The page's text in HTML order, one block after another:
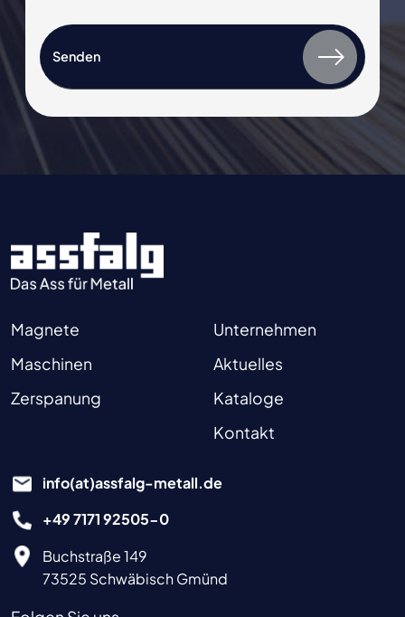
Magnete
Maschinen
Zerspanung
Unternehmen
Aktuelles
Kataloge
Kontakt
info(at)assfalg-metall.de
+49 7171 92505-0
Buchstraße 149
73525 Schwäbisch Gmünd